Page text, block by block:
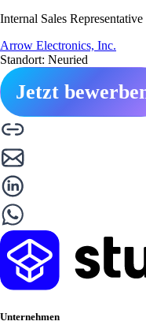
Internal Sales
Arrow Electronics, Inc.
Standort: Neuried
Jetzt
Unternehmen